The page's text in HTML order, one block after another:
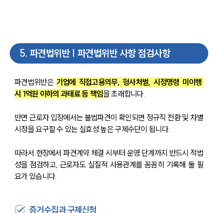
5. 파견법위반 | 파견법위반 사항 점검사항
파견법위반은 기업에 직접고용의무, 형사처벌, 시정명령 미이행
시 1억원 이하의 과태료 등 책임을 초래합니다.
반면 근로자 입장에서는 불법파견이 확인되면 정규직 전환 및 차별
시정을 요구할 수 있는 실효성 높은 구제수단이 됩니다.
따라서 현장에서 파견계약 체결 시부터 운영 단계까지 반드시 적법
성을 점검하고, 근로자도 실질적 사용관계를 꼼꼼히 기록해 둘 필
요가 있습니다.
증거수집과 구제신청